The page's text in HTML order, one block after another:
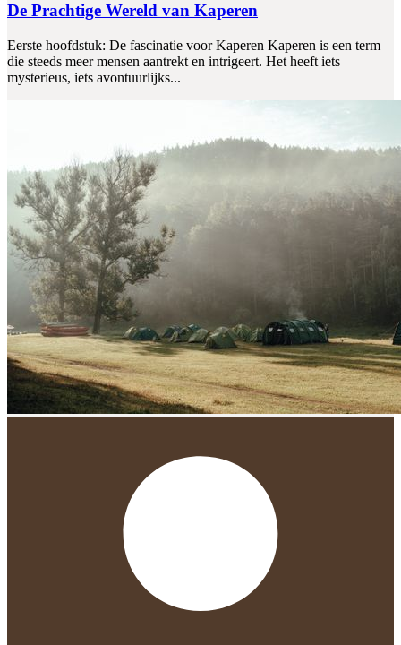
De Prachtige Wereld van Kaperen
Eerste hoofdstuk: De fascinatie voor Kaperen Kaperen is een term
die steeds meer mensen aantrekt en intrigeert. Het heeft iets
mysterieus, iets avontuurlijks...